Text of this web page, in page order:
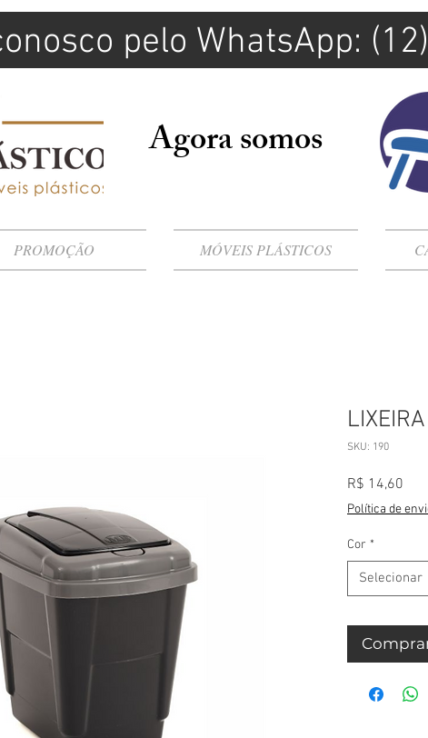
Agora somos
PROMOÇÃO MÓVEIS PLÁSTICOS
pelo WhatsApp:
SKU: 190
R$ 14,60
Política de
Cor *
Selecionar